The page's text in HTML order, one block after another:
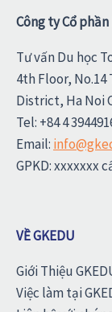
Công ty Cổ
Tư vấn Du học
4th Floor,
District, Ha Noi
Tel: +84 4
Email:
GPKD: xxxxxxx
VỀ GKEDU
Giới Thiệu
Việc làm tại